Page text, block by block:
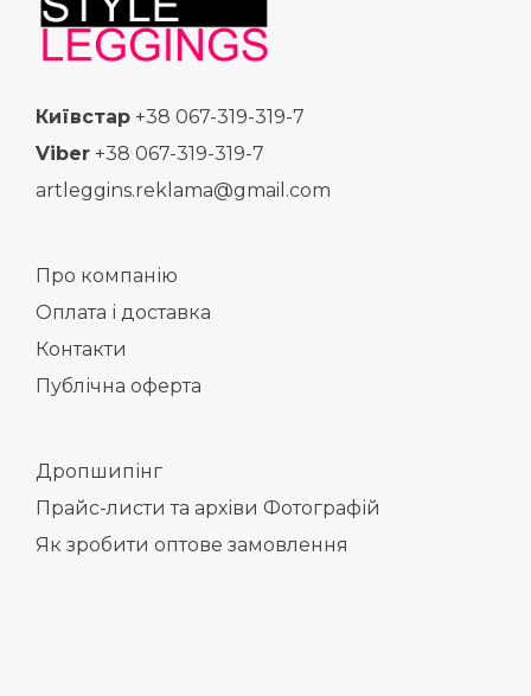
Київстар +38 067-319-319-7
Viber +38 067-319-319-7
artleggins.reklama@gmail.com
Про компанію
Оплата і доставка
Контакти
Публічна оферта
Дропшипінг
Прайс-листи та архіви Фотографій
Як зробити оптове замовлення